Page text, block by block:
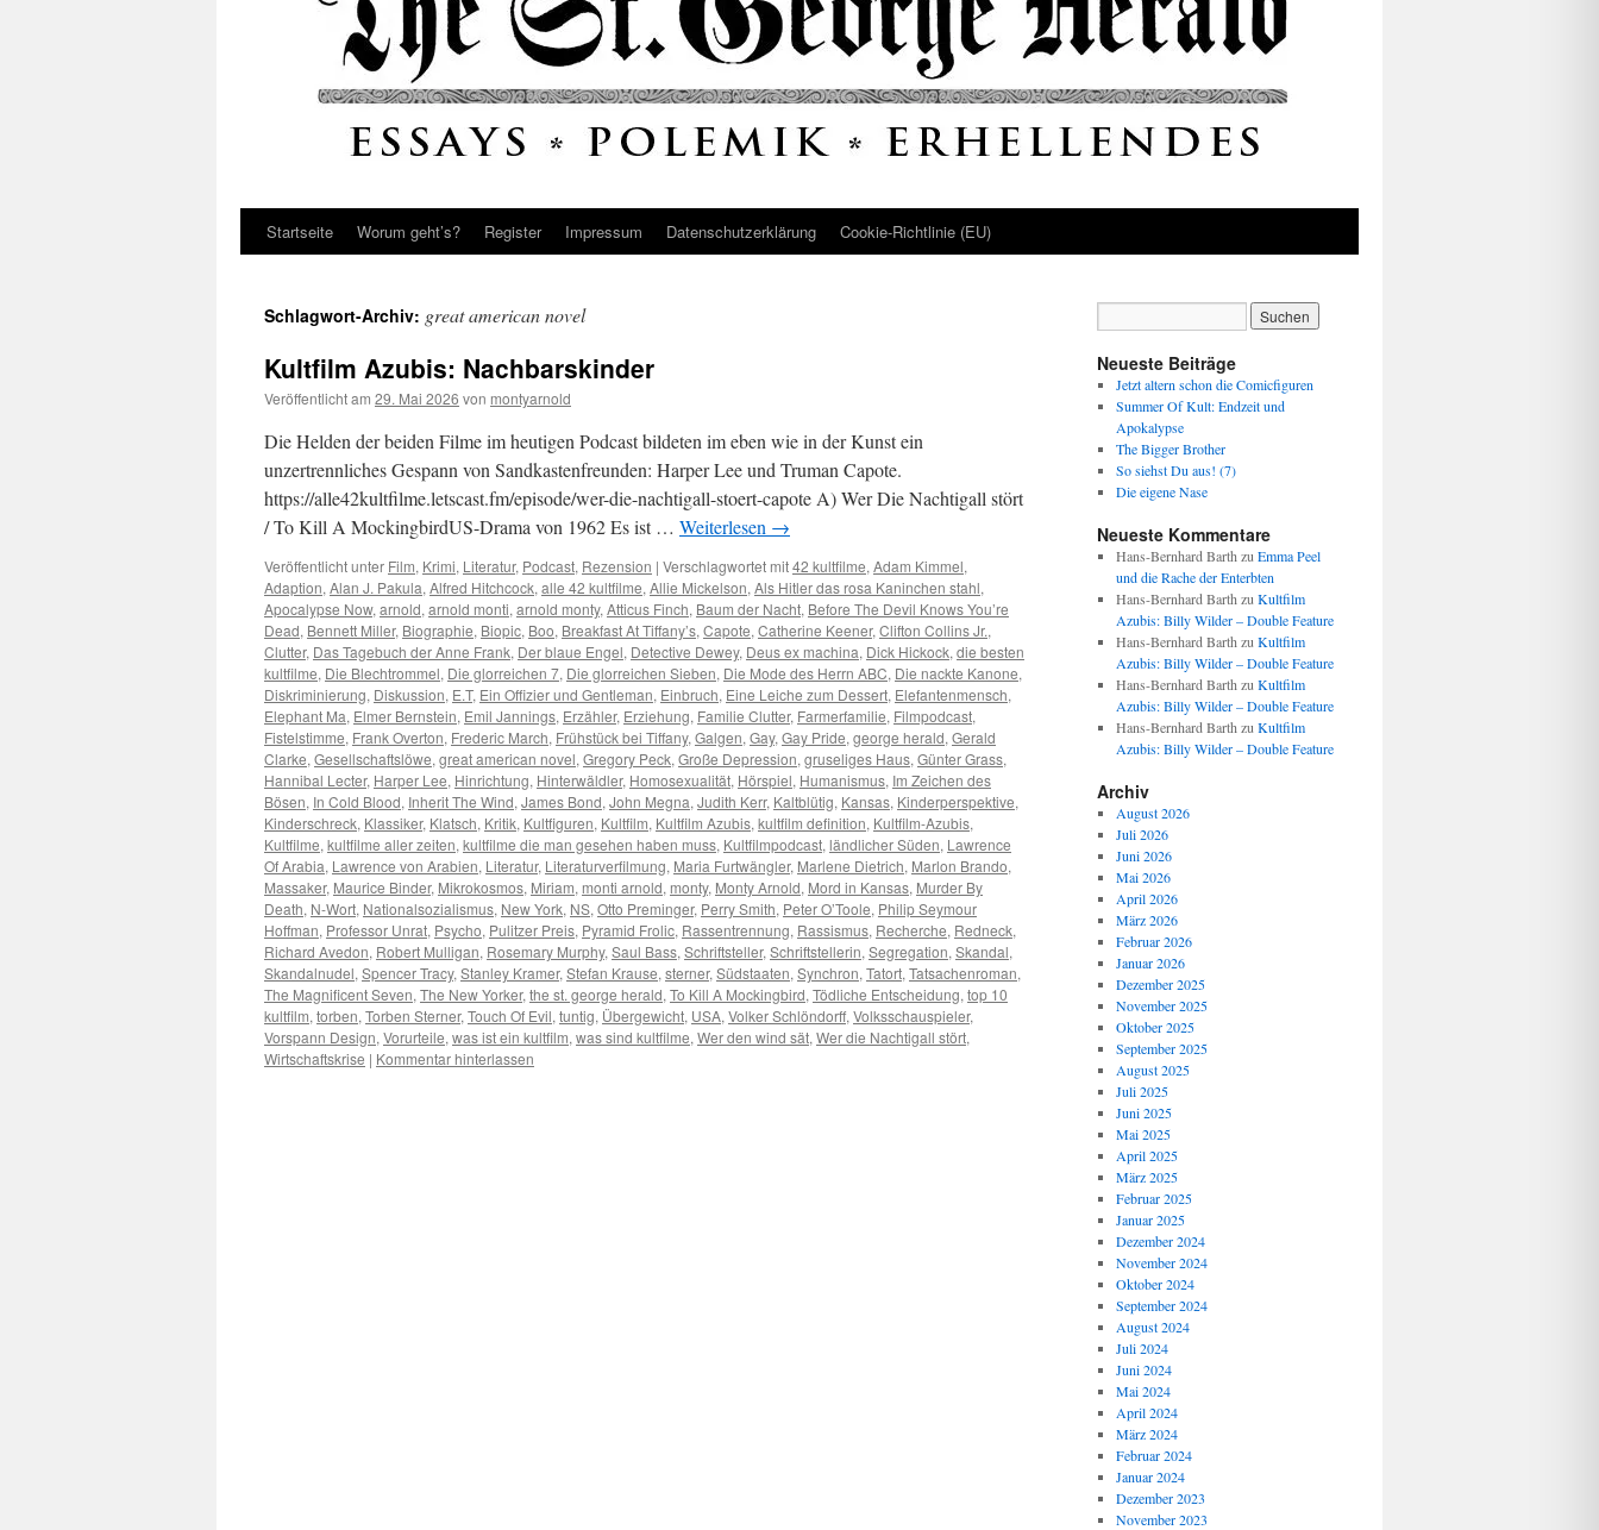
Startseite Worum geht’s? Register Impressum Datenschutz­erklärung Cookie-Richtlinie (EU)
Schlagwort-Archiv: great american novel
Kultfilm Azubis: Nachbarskinder
Veröffentlicht am 29. Mai 2026 von montyarnold
Die Helden der beiden Filme im heutigen Podcast bildeten im eben wie in der Kunst ein
unzertrennliches Gespann von Sandkastenfreunden: Harper Lee und Truman Capote.
https://alle42kultfilme.letscast.fm/episode/wer-die-nachtigall-stoert-capote A) Wer Die Nachtigall stört
/ To Kill A MockingbirdUS-Drama von 1962 Es ist … Weiterlesen →
Veröffentlicht unter Film, Krimi, Literatur, Podcast, Rezension | Verschlagwortet mit42 kultfilme, Adam Kimmel,
Adaption, Alan J. Pakula, Alfred Hitchcock, alle 42 kultfilme, Allie Mickelson, Als Hitler das rosa Kaninchen stahl,
Apocalypse Now, arnold, arnold monti, arnold monty, Atticus Finch, Baum der Nacht, Before The Devil Knows You’re
Dead, Bennett Miller, Biographie, Biopic, Boo, Breakfast At Tiffany’s, Capote, Catherine Keener, Clifton Collins Jr.,
Clutter, Das Tagebuch der Anne Frank, Der blaue Engel, Detective Dewey, Deus ex machina, Dick Hickock, die besten
kultfilme, Die Blechtrommel, Die glorreichen 7, Die glorreichen Sieben, Die Mode des Herrn ABC, Die nackte Kanone,
Diskriminierung, Diskussion, E.T, Ein Offizier und Gentleman, Einbruch, Eine Leiche zum Dessert, Elefantenmensch,
Elephant Ma, Elmer Bernstein, Emil Jannings, Erzähler, Erziehung, Familie Clutter, Farmerfamilie, Filmpodcast,
Fistelstimme, Frank Overton, Frederic March, Frühstück bei Tiffany, Galgen, Gay, Gay Pride, george herald, Gerald
Clarke, Gesellschaftslöwe, great american novel, Gregory Peck, Große Depression, gruseliges Haus, Günter Grass,
Hannibal Lecter, Harper Lee, Hinrichtung, Hinterwäldler, Homosexualität, Hörspiel, Humanismus, Im Zeichen des
Bösen, In Cold Blood, Inherit The Wind, James Bond, John Megna, Judith Kerr, Kaltblütig, Kansas, Kinderperspektive,
Kinderschreck, Klassiker, Klatsch, Kritik, Kultfiguren, Kultfilm, Kultfilm Azubis, kultfilm definition, Kultfilm-Azubis,
Kultfilme, kultfilme aller zeiten, kultfilme die man gesehen haben muss, Kultfilmpodcast, ländlicher Süden, Lawrence
Of Arabia, Lawrence von Arabien, Literatur, Literaturverfilmung, Maria Furtwängler, Marlene Dietrich, Marlon Brando,
Massaker, Maurice Binder, Mikrokosmos, Miriam, monti arnold, monty, Monty Arnold, Mord in Kansas, Murder By
Death, N-Wort, Nationalsozialismus, New York, NS, Otto Preminger, Perry Smith, Peter O’Toole, Philip Seymour
Hoffman, Professor Unrat, Psycho, Pulitzer Preis, Pyramid Frolic, Rassentrennung, Rassismus, Recherche, Redneck,
Richard Avedon, Robert Mulligan, Rosemary Murphy, Saul Bass, Schriftsteller, Schriftstellerin, Segregation, Skandal,
Skandalnudel, Spencer Tracy, Stanley Kramer, Stefan Krause, sterner, Südstaaten, Synchron, Tatort, Tatsachenroman,
The Magnificent Seven, The New Yorker, the st. george herald, To Kill A Mockingbird, Tödliche Entscheidung, top 10
kultfilm, torben, Torben Sterner, Touch Of Evil, tuntig, Übergewicht, USA, Volker Schlöndorff, Volksschauspieler,
Vorspann Design, Vorurteile, was ist ein kultfilm, was sind kultfilme, Wer den wind sät, Wer die Nachtigall stört,
Wirtschaftskrise | Kommentar hinterlassen
Neueste Beiträge
Jetzt altern schon die Comicfiguren
Summer Of Kult: Endzeit und
Apokalypse
The Bigger Brother
So siehst Du aus! (7)
Die eigene Nase
Neueste Kommentare
Hans-Bernhard Barth zu Emma Peel
und die Rache der Enterbten
Hans-Bernhard Barth zu Kultfilm
Azubis: Billy Wilder – Double Feature
Hans-Bernhard Barth zu Kultfilm
Azubis: Billy Wilder – Double Feature
Hans-Bernhard Barth zu Kultfilm
Azubis: Billy Wilder – Double Feature
Hans-Bernhard Barth zu Kultfilm
Azubis: Billy Wilder – Double Feature
Archiv
August 2026
Juli 2026
Juni 2026
Mai 2026
April 2026
März 2026
Februar 2026
Januar 2026
Dezember 2025
November 2025
Oktober 2025
September 2025
August 2025
Juli 2025
Juni 2025
Mai 2025
April 2025
März 2025
Februar 2025
Januar 2025
Dezember 2024
November 2024
Oktober 2024
September 2024
August 2024
Juli 2024
Juni 2024
Mai 2024
April 2024
März 2024
Februar 2024
Januar 2024
Dezember 2023
November 2023